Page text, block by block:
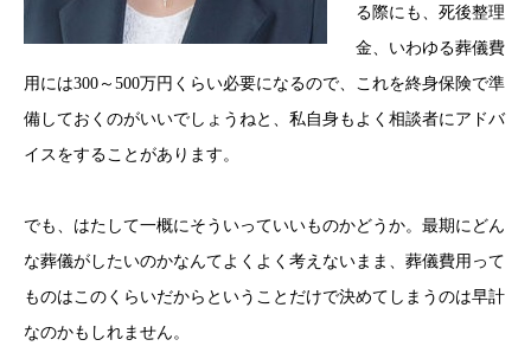
る際にも、死後整理
金、いわゆる葬儀費
用には300～500万円くらい必要になるので、これを終身保険で準
備しておくのがいいでしょうねと、私自身もよく相談者にアドバ
イスをすることがあります。
でも、はたして一概にそういっていいものかどうか。最期にどん
な葬儀がしたいのかなんてよくよく考えないまま、葬儀費用って
ものはこのくらいだからということだけで決めてしまうのは早計
なのかもしれません。